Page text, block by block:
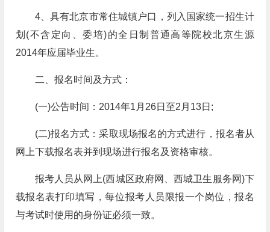
4、具有北京市常住城镇户口，列入国家统一招生计
划(不含定向、委培)的全日制普通高等院校北京生源
2014年应届毕业生。
二、报名时间及方式：
(一)公告时间：2014年1月26日至2月13日;
(二)报名方式：采取现场报名的方式进行，报名者从
网上下载报名表并到现场进行报名及资格审核。
报考人员从网上(西城区政府网、西城卫生服务网)下
载报名表打印填写，每位报考人员限报一个岗位，报名
与考试时使用的身份证必须一致。